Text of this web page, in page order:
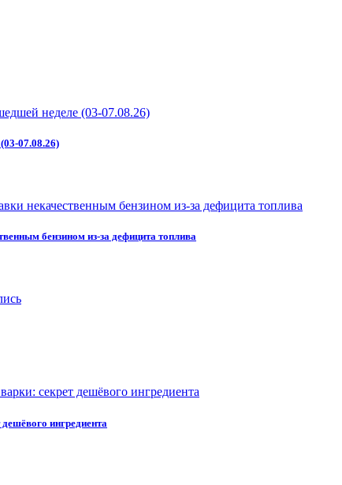
07.08.26)
бензином из-за дефицита топлива
ингредиента